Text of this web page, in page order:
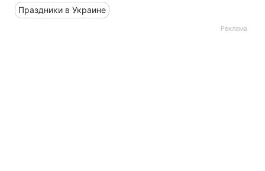
Праздники в Украине